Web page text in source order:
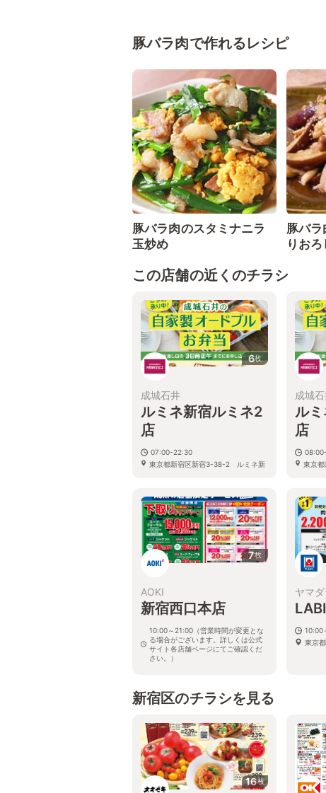
豚バラ肉で作れるレシピ
豚バラ肉のスタミナニラ
玉炒め
豚バ
りお
この店舗の近くのチラシ
6枚
成城石井
ルミネ新宿ルミネ2
店
07:00-22:30
東京都新宿区新宿3-38-2 ルミネ新
成城
ル
店
東京
7枚
AOKI
新宿西口本店
10:00～21:00（営業時間が変更とな
る場合がございます。詳しくは公式
サイト各店舗ページにてご確認くだ
さい。）
ヤマ
10:00
東京
新宿区のチラシを見る
16枚